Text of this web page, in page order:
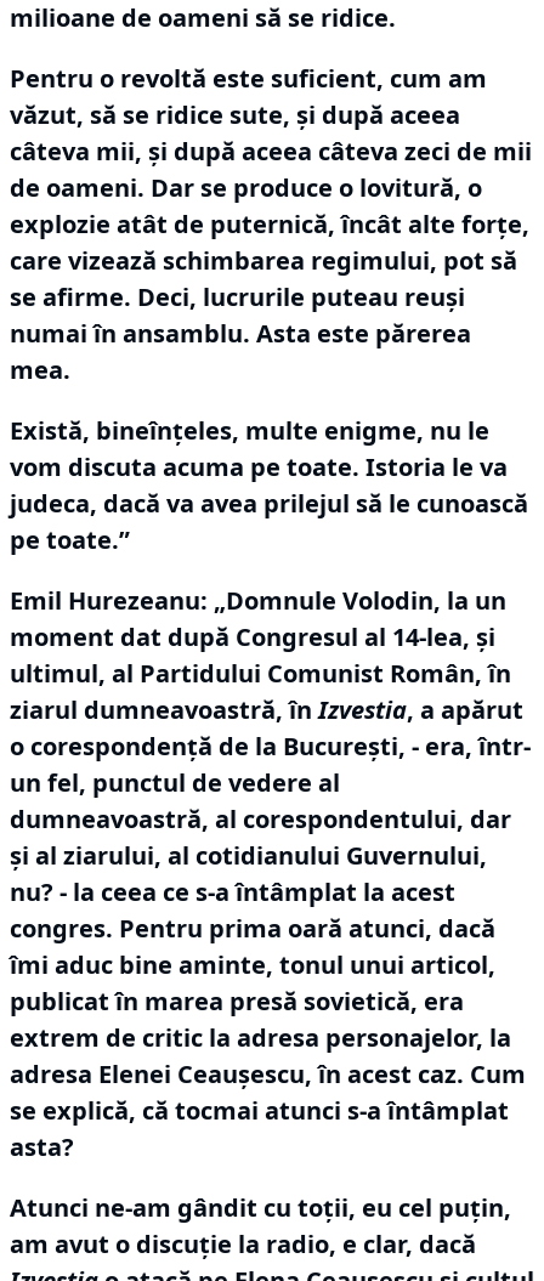
milioane de oameni să se ridice.
Pentru o revoltă este suficient, cum am
văzut, să se ridice sute, şi după aceea
câteva mii, şi după aceea câteva zeci de mii
de oameni. Dar se produce o lovitură, o
explozie atât de puternică, încât alte forţe,
care vizează schimbarea regimului, pot să
se afirme. Deci, lucrurile puteau reuşi
numai în ansamblu. Asta este părerea
mea.
Există, bineînţeles, multe enigme, nu le
vom discuta acuma pe toate. Istoria le va
judeca, dacă va avea prilejul să le cunoască
pe toate.”
Emil Hurezeanu: „Domnule Volodin, la un
moment dat după Congresul al 14-lea, şi
ultimul, al Partidului Comunist Român, în
ziarul dumneavoastră, înIzvestia, a apărut
o corespondenţă de la Bucureşti, - era, într-
un fel, punctul de vedere al
dumneavoastră, al corespondentului, dar
şi al ziarului, al cotidianului Guvernului,
nu? - la ceea ce s-a întâmplat la acest
congres. Pentru prima oară atunci, dacă
îmi aduc bine aminte, tonul unui articol,
publicat în marea presă sovietică, era
extrem de critic la adresa personajelor, la
adresa Elenei Ceauşescu, în acest caz. Cum
se explică, că tocmai atunci s-a întâmplat
asta?
Atunci ne-am gândit cu toţii, eu cel puţin,
am avut o discuţie la radio, e clar, dacă